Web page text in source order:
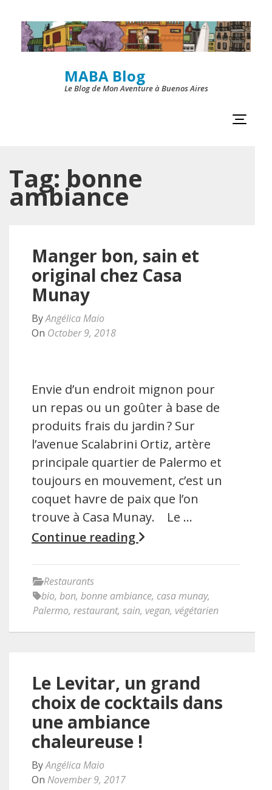
Skip
to
content
MABA Blog
Le Blog de Mon Aventure à Buenos Aires
Tag: bonne
ambiance
Manger bon, sain et
original chez Casa
Munay
ByAngélica Maio
On October 9, 2018
Envie d’un endroit mignon pour
un repas ou un goûter à base de
produits frais du jardin ? Sur
l’avenue Scalabrini Ortiz, artère
principale quartier de Palermo et
toujours en mouvement, c’est un
coquet havre de paix que l’on
trouve à Casa Munay. Le …
Continue reading
Restaurants
bio, bon, bonne ambiance, casa munay,
Palermo, restaurant, sain, vegan, végétarien
Le Levitar, un grand
choix de cocktails dans
une ambiance
chaleureuse !
ByAngélica Maio
On November 9, 2017